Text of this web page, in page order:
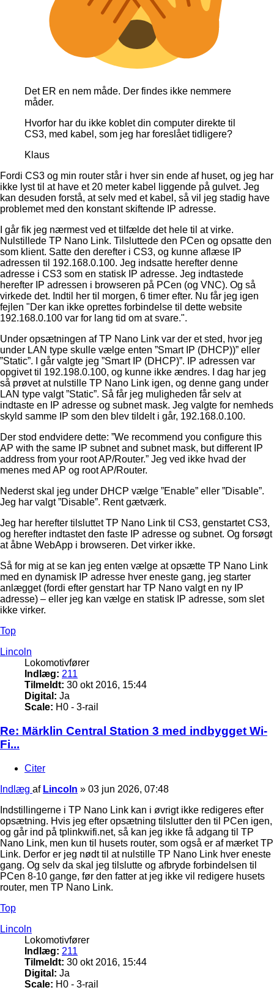
Det ER en nem måde. Der findes ikke nemmere
måder.
Hvorfor har du ikke koblet din computer direkte til
CS3, med kabel, som jeg har foreslået tidligere?
Klaus
Fordi CS3 og min router står i hver sin ende af huset, og jeg har
ikke lyst til at have et 20 meter kabel liggende på gulvet. Jeg
kan desuden forstå, at selv med et kabel, så vil jeg stadig have
problemet med den konstant skiftende IP adresse.
I går fik jeg nærmest ved et tilfælde det hele til at virke.
Nulstillede TP Nano Link. Tilsluttede den PCen og opsatte den
som klient. Satte den derefter i CS3, og kunne aflæse IP
adressen til 192.168.0.100. Jeg indsatte herefter denne
adresse i CS3 som en statisk IP adresse. Jeg indtastede
herefter IP adressen i browseren på PCen (og VNC). Og så
virkede det. Indtil her til morgen, 6 timer efter. Nu får jeg igen
fejlen "Der kan ikke oprettes forbindelse til dette website
192.168.0.100 var for lang tid om at svare.".
Under opsætningen af TP Nano Link var der et sted, hvor jeg
under LAN type skulle vælge enten ”Smart IP (DHCP))” eller
”Static”. I går valgte jeg ”Smart IP (DHCP)”. IP adressen var
opgivet til 192.198.0.100, og kunne ikke ændres. I dag har jeg
så prøvet at nulstille TP Nano Link igen, og denne gang under
LAN type valgt ”Static”. Så får jeg muligheden får selv at
indtaste en IP adresse og subnet mask. Jeg valgte for nemheds
skyld samme IP som den blev tildelt i går, 192.168.0.100.
Der stod endvidere dette: ”We recommend you configure this
AP with the same IP subnet and subnet mask, but different IP
address from your root AP/Router.” Jeg ved ikke hvad der
menes med AP og root AP/Router.
Nederst skal jeg under DHCP vælge ”Enable” eller ”Disable”.
Jeg har valgt ”Disable”. Rent gætværk.
Jeg har herefter tilsluttet TP Nano Link til CS3, genstartet CS3,
og herefter indtastet den faste IP adresse og subnet. Og forsøgt
at åbne WebApp i browseren. Det virker ikke.
Så for mig at se kan jeg enten vælge at opsætte TP Nano Link
med en dynamisk IP adresse hver eneste gang, jeg starter
anlægget (fordi efter genstart har TP Nano valgt en ny IP
adresse) – eller jeg kan vælge en statisk IP adresse, som slet
ikke virker.
Top
Lincoln
Lokomotivfører
Indlæg: 211
Tilmeldt: 30 okt 2016, 15:44
Digital: Ja
Scale: H0 - 3-rail
Re: Märklin Central Station 3 med indbygget Wi-
Fi...
Citer
Indlæg af Lincoln » 03 jun 2026, 07:48
Indstillingerne i TP Nano Link kan i øvrigt ikke redigeres efter
opsætning. Hvis jeg efter opsætning tilslutter den til PCen igen,
og går ind på tplinkwifi.net, så kan jeg ikke få adgang til TP
Nano Link, men kun til husets router, som også er af mærket TP
Link. Derfor er jeg nødt til at nulstille TP Nano Link hver eneste
gang. Og selv da skal jeg tilslutte og afbryde forbindelsen til
PCen 8-10 gange, før den fatter at jeg ikke vil redigere husets
router, men TP Nano Link.
Top
Lincoln
Lokomotivfører
Indlæg: 211
Tilmeldt: 30 okt 2016, 15:44
Digital: Ja
Scale: H0 - 3-rail